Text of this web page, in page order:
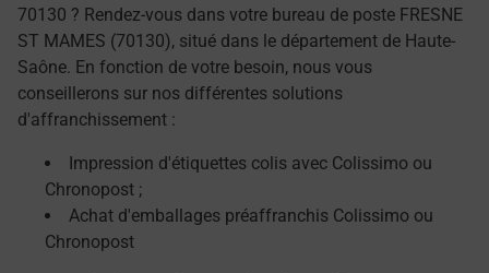
70130 ? Rendez-vous dans votre bureau de poste FRESNE
ST MAMES (70130), situé dans le département de Haute-
Saône. En fonction de votre besoin, nous vous
conseillerons sur nos différentes solutions
d'affranchissement :
Impression d'étiquettes colis avec Colissimo ou
Chronopost ;
Achat d'emballages préaffranchis Colissimo ou
Chronopost